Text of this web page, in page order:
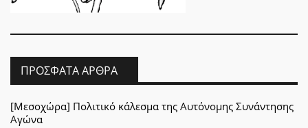
ΠΡΌΣΦΑΤΑ ΆΡΘΡΑ
[Μεσοχώρα] Πολιτικό κάλεσμα της Αυτόνομης Συνάντησης
Αγώνα